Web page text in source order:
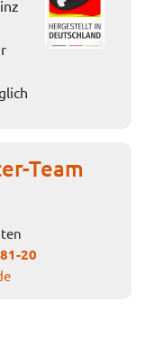
Team
20